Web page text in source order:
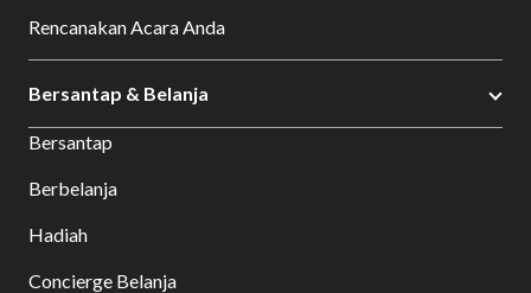
Rencanakan Acara Anda
Bersantap & Belanja
Bersantap
Berbelanja
Hadiah
Concierge Belanja